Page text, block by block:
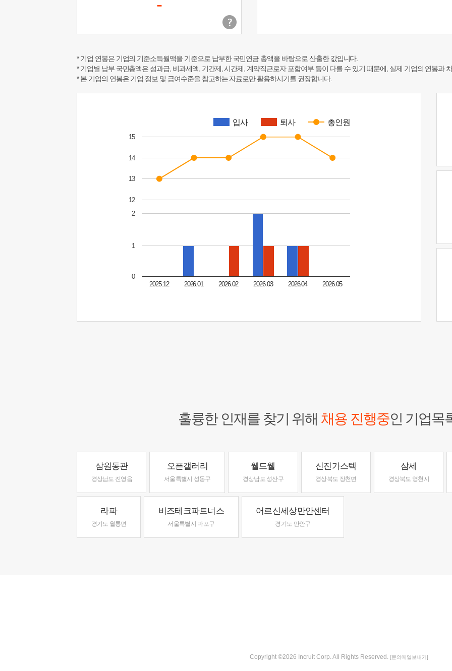
-
* 기업 연봉은 기업의 기준소득월액을 기준으로 납부한 국민연금 총액을 바탕으로 산출한 값입니다.
* 기업별 납부 국민총액은 성과급, 비과세액, 기간제, 시간제, 계약직근로자 포함여부 등이 다를 수 있기 때문에, 실제 기업의 연봉과
* 본 기업의 연봉은 기업 정보 및 급여수준을 참고하는 자료로만 활용하시기를 권장합니다.
입사 퇴사 총인원
2025.12 2026.01 2026.02 2026.03 2026.04 2026.05
0
1
2
12
13
14
15
훌륭한 인재를 찾기 위해 채용 진행중인 기업목
삼원동관
경상남도 진영읍
오픈갤러리
서울특별시 성동구
웰드웰
경상남도 성산구
신진가스텍
경상북도 장천면
삼세
경상북도 영천시
라파
경기도 월롱면
비즈테크파트너스
서울특별시 마포구
어르신세상만안센터
경기도 만안구
Copyright ©2026 Incruit Corp. All Rights Reserved. [문의메일보내기]